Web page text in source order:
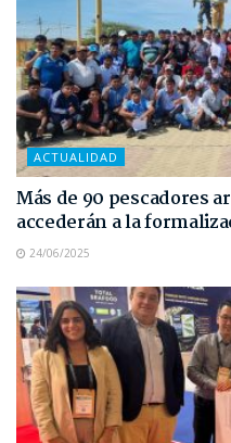
ACTUALIDAD
Más de 90 pescadores
accederán a la
24/06/2025